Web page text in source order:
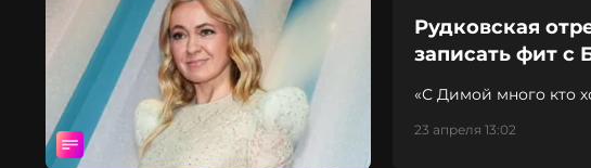
Рудковская
записать фит с
«С Димой много кто
23 апреля 13:02